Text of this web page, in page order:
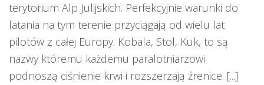
terytorium Alp Julijskich. Perfekcyjnie warunki do
latania na tym terenie przyciągają od wielu lat
pilotów z całej Europy. Kobala, Stol, Kuk, to są
nazwy któremu każdemu paralotniarzowi
podnoszą ciśnienie krwi i rozszerzają źrenice. [...]